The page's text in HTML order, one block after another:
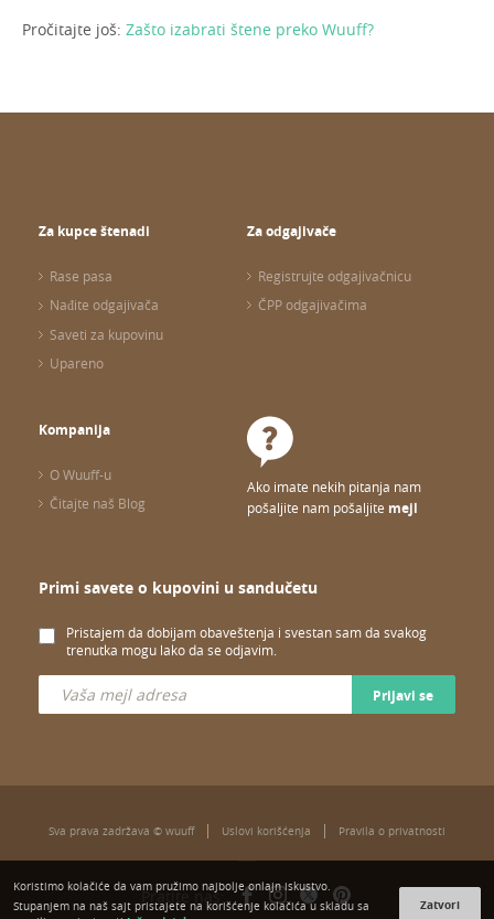
Pročitajte još: Zašto izabrati štene preko Wuuff?
Za kupce štenadi
Rase pasa
Nađite odgajivača
Saveti za kupovinu
Upareno
Za odgajivače
Registrujte odgajivačnicu
ČPP odgajivačima
Kompanija
O Wuuff-u
Čitajte naš Blog
Ako imate nekih pitanja nam
pošaljite nam pošaljite mejl
Primi savete o kupovini u sandučetu
Pristajem da dobijam obaveštenja i svestan sam da svakog
trenutka mogu lako da se odjavim.
Prijavi se
Sva prava zadržava © wuuff Uslovi korišćenja Pravila o privatnosti
Pratite nas:
Koristimo kolačiće da vam pružimo najbolje onlajn iskustvo.
Stupanjem na naš sajt pristajete na korišćenje kolačića u skladu sa
Zatvori